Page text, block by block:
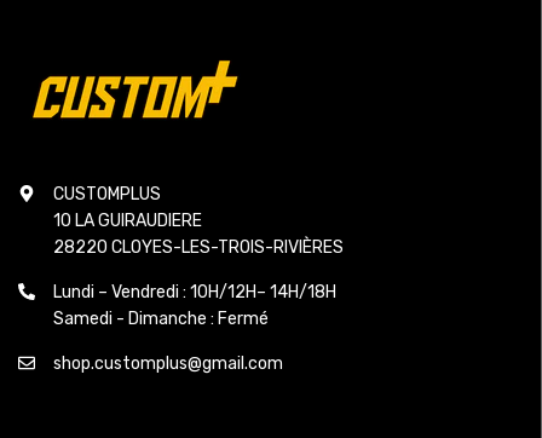
CUSTOMPLUS
10 LA GUIRAUDIERE
28220 CLOYES-LES-TROIS-RIVIÈRES
Lundi – Vendredi : 10H/12H– 14H/18H
Samedi - Dimanche : Fermé
shop.customplus@gmail.com